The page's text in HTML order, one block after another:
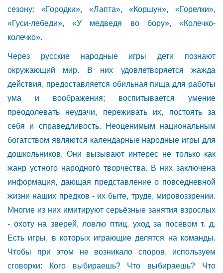
сезону: «Городки», «Лапта», «Коршун», «Горелки»,
«Гуси-лебеди», «У медведя во бору», «Колечко-
колечко».
Через русские народные игры дети познают
окружающий мир. В них удовлетворяется жажда
действия, предоставляется обильная пища для работы
ума и воображения; воспитывается умение
преодолевать неудачи, переживать их, постоять за
себя и справедливость. Неоценимым национальным
богатством являются календарные народные игры для
дошкольников. Они вызывают интерес не только как
жанр устного народного творчества. В них заключена
информация, дающая представление о повседневной
жизни наших предков - их быте, труде, мировоззрении.
Многие из них имитируют серьёзные занятия взрослых
- охоту на зверей, ловлю птиц, уход за посевом т. д.
Есть игры, в которых играющие делятся на команды.
Чтобы при этом не возникало споров, используем
сговорки: Кого выбираешь? Что выбираешь? Что